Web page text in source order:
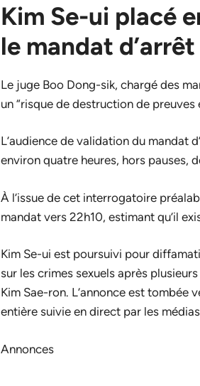
Kim Se-ui placé
le mandat d’arrêt
Le juge Boo Dong-sik, chargé des
un “risque de destruction de
L’audience de validation du mandat
environ quatre heures, hors pauses,
À l’issue de cet interrogatoire
mandat vers 22h10, estimant qu’il
Kim Se-ui est poursuivi pour
sur les crimes sexuels après
Kim Sae-ron. L’annonce est tombée
entière suivie en direct par les
Annonces